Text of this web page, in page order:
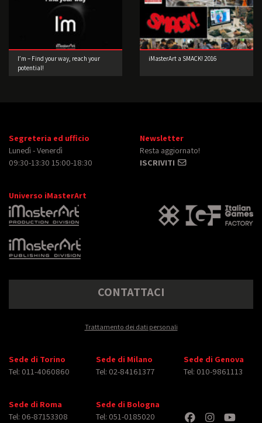
I’m – Find your way, reach your
potential!
iMasterArt a SMACK! 2016
Segreteria ed ufficio
Lunedì - Venerdì
09:30-13:30 15:00-18:30
Newsletter
Resta aggiornato!
ISCRIVITI
Universo iMasterArt
CONTATTACI
Trattamento dei dati personali
Sede di Torino
Tel: 011-4060860
Sede di Milano
Tel: 02-84161377
Sede di Genova
Tel: 010-9861113
Sede di Roma
Tel: 06-87153308
Sede di Bologna
Tel: 051-0185020